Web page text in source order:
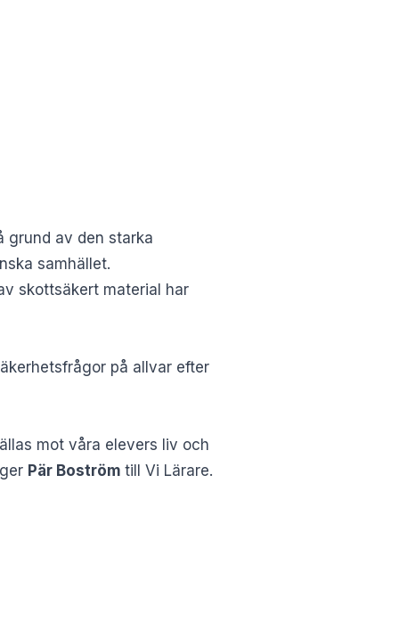
grund av den starka
samhället.
skottsäkert material har
på allvar efter
mot våra elevers liv och
Pär Boström till Vi Lärare.